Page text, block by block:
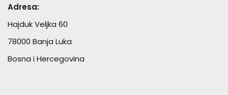
Adresa:
Hajduk Veljka 60
78000 Banja Luka
Bosna i Hercegovina